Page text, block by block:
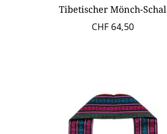
Tibetischer Mönch-Schal
CHF 64,50